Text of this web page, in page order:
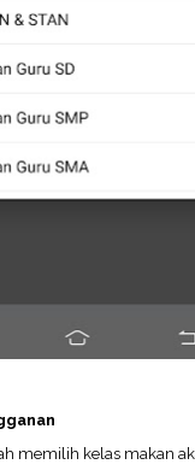
memilih kelas makan